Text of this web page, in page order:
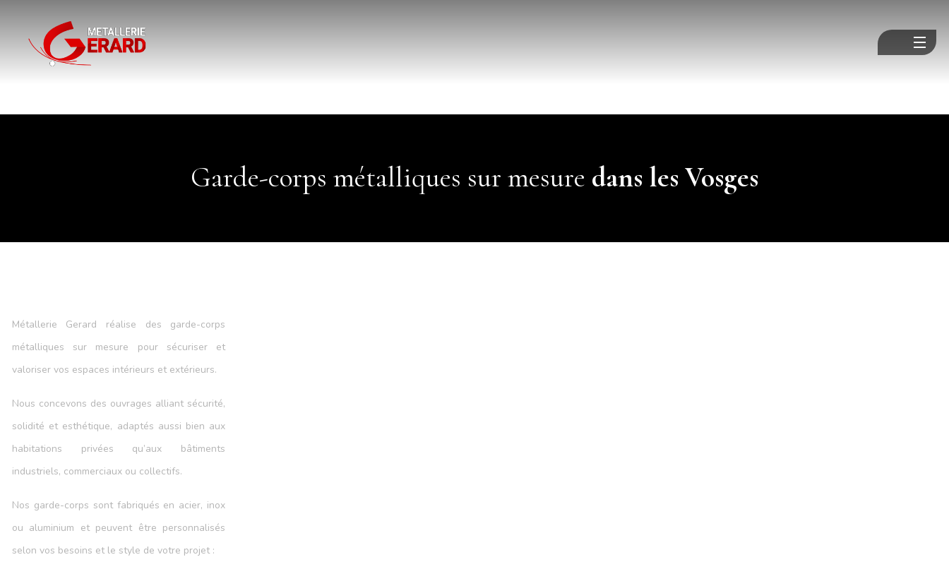
">
Garde-corps métalliques sur mesure dans les Vosges
Métallerie Gerard réalise des garde-corps
métalliques sur mesure pour sécuriser et
valoriser vos espaces intérieurs et extérieurs.
Nous concevons des ouvrages alliant sécurité,
solidité et esthétique, adaptés aussi bien aux
habitations privées qu’aux bâtiments
industriels, commerciaux ou collectifs.
Nos garde-corps sont fabriqués en acier, inox
ou aluminium et peuvent être personnalisés
selon vos besoins et le style de votre projet :